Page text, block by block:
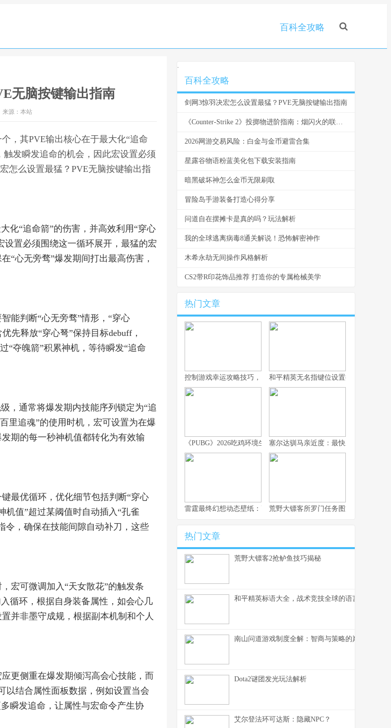
百科全攻略
无脑按键输出指南
来源：本站
，其PVE输出核心在于最大化“追命
触发瞬发追命的机会，因此宏设置必须
怎么设置最猛？PVE无脑按键输出指
化“追命箭”的伤害，并高效利用“穿心
设置必须围绕这一循环展开，最猛的宏
“心无旁骛”爆发期间打出最高伤害，
能判断“心无旁骛”情形，“穿心
先释放“穿心弩”保持目标debuff，
“夺魄箭”积累神机，等待瞬发“追命
，通常将爆发期内技能序列锁定为“追
里追魂”的使用时机，宏可设置为在爆
期的每一秒神机值都转化为有效输
最优循环，优化细节包括判断“穿心
机值”超过某阈值时自动插入“孔雀
令，确保在技能间隙自动补刀，这些
宏可微调加入“天女散花”的触发条
循环，根据自身装备属性，如会心几
并非墨守成规，根据副本机制和个人
更侧重在爆发期倾泻高会心技能，而
以结合属性面板数据，例如设置当会
瞬发追命，让属性与宏命令产生协
.
百科全攻略
剑网3惊羽决宏怎么设置最猛？PVE无脑按键输出指南
《Counter-Strike 2》投掷物进阶指南：烟闪火的联动思路
2026网游交易风险：白金与金币避雷合集
星露谷物语粉蓝美化包下载安装指南
暗黑破坏神怎么金币无限刷取
冒险岛手游装备打造心得分享
问道自在摆摊卡是真的吗？玩法解析
我的全球逃离病毒8通关解说！恐怖解密神作
木希永劫无间操作风格解析
CS2带R印花饰品推荐 打造你的专属枪械美学
热门文章
控制游戏幸运攻略技巧，资深玩家的深度思索和平精英无名指键位设置推荐：操作更
《PUBG》2026吃鸡环境生变：当前最值得练的枪械组合
塞尔达驯马亲近度：最快刷满的喂养方
雷霆最终幻想动态壁纸：高清资源与设置技巧荒野大镖客所罗门任务图文攻略：通关
热门文章
荒野大镖客2抢鲈鱼技巧揭秘
和平精英标语大全，战术竞技全球的语言密码
南山问道游戏制度全解：智商与策略的巅峰对决
Dota2谜团发光玩法解析
艾尔登法环可达斯：隐藏NPC？